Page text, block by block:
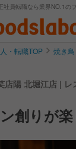
社員転職なら業界NO.1の
・転職TOP 焼き鳥
店陽 北堀江店 |
ン創りが